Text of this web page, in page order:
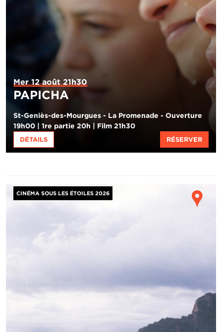
Mer 12 août 21h30
PAPICHA
St-Geniès-des-Mourgues - La Promenade - Ouverture
19h00 | 1re partie 20h | Film 21h30
DÉTAILS RÉSERVER
Image
CINÉMA SOUS LES ÉTOILES 2026